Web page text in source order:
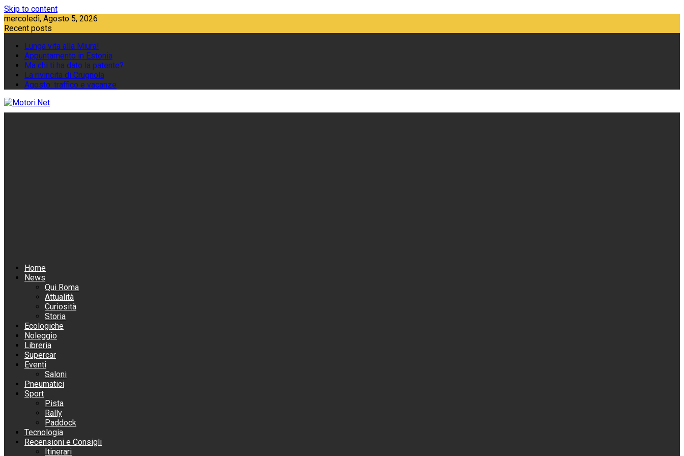
Skip to content
mercoledì, Agosto 5, 2026
Recent posts
Lunga vita alla Miura!
Appuntamento in Estonia
Ma chi ti ha dato la patente?
La rivincita di Crugnola
Agosto: traffico e vacanze
Home
News
Qui Roma
Attualità
Curiosità
Storia
Ecologiche
Noleggio
Libreria
Supercar
Eventi
Saloni
Pneumatici
Sport
Pista
Rally
Paddock
Tecnologia
Recensioni e Consigli
Itinerari